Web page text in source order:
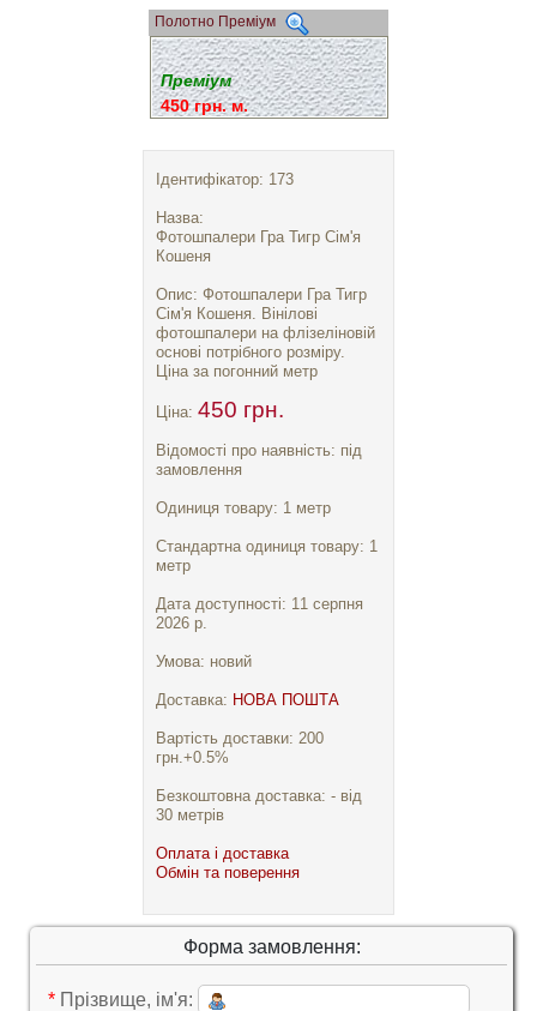
Полотно Преміум
Преміум
450 грн. м.
Ідентифікатор: 173
Назва:
Фотошпалери Гра Тигр Сім'я
Кошеня
Опис: Фотошпалери Гра Тигр
Сім'я Кошеня. Вінілові
фотошпалери на флізеліновій
основі потрібного розміру.
Ціна за погонний метр
Ціна: 450 грн.
Відомості про наявність: під
замовлення
Одиниця товару: 1 метр
Стандартна одиниця товару: 1
метр
Дата доступності: 11 серпня
2026 р.
Умова: новий
Доставка: НОВА ПОШТА
Вартість доставки: 200
грн.+0.5%
Безкоштовна доставка: - від
30 метрів
Оплата і доставка
Обмін та поверення
Форма замовлення:
* Прізвище, ім'я: